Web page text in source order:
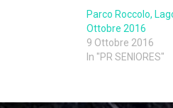
Parco Roccolo,
Ottobre 2016
9 Ottobre 2016
In "PR SENIORES"